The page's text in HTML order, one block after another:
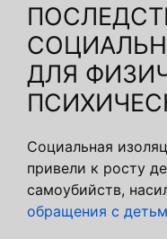
ДЛЯ
Социальная
привели к росту
самоубийств,
обращения с